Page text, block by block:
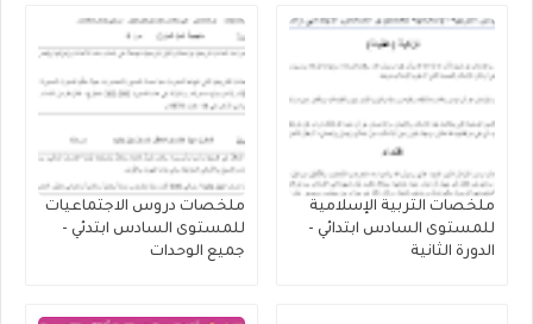
ملخصات التربية الإسلامية
للمستوى السادس ابتدائي -
الدورة الثانية
ملخصات دروس الاجتماعيات
للمستوى السادس ابتدئي -
جميع الوحدات